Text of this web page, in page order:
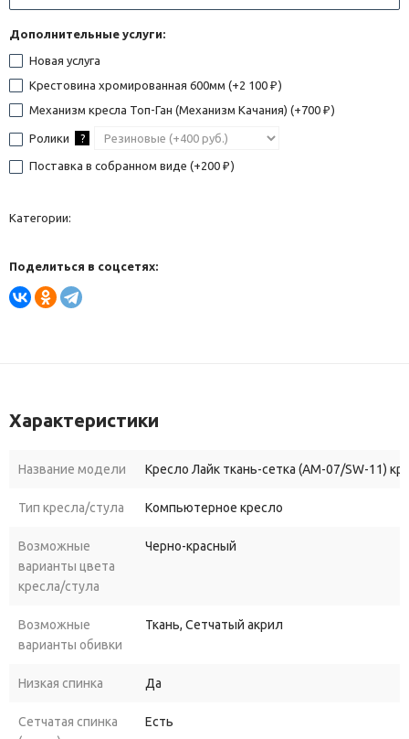
Дополнительные услуги:
Новая услуга
Крестовина хромированная 600мм (+2 100 ₽ )
Механизм кресла Топ-Ган (Механизм Качания) (+700 ₽ )
Ролики ?
Поставка в собранном виде (+200 ₽ )
Категории:
Поделиться в соцсетях:
Характеристики
Название модели Кресло Лайк ткань-сетка (AM-07/SW-11)
Тип кресла/стула Компьютерное кресло
Возможные
варианты цвета
кресла/стула
Черно-красный
Возможные
варианты обивки
Ткань, Сетчатый акрил
Низкая спинка Да
Сетчатая спинка
Есть